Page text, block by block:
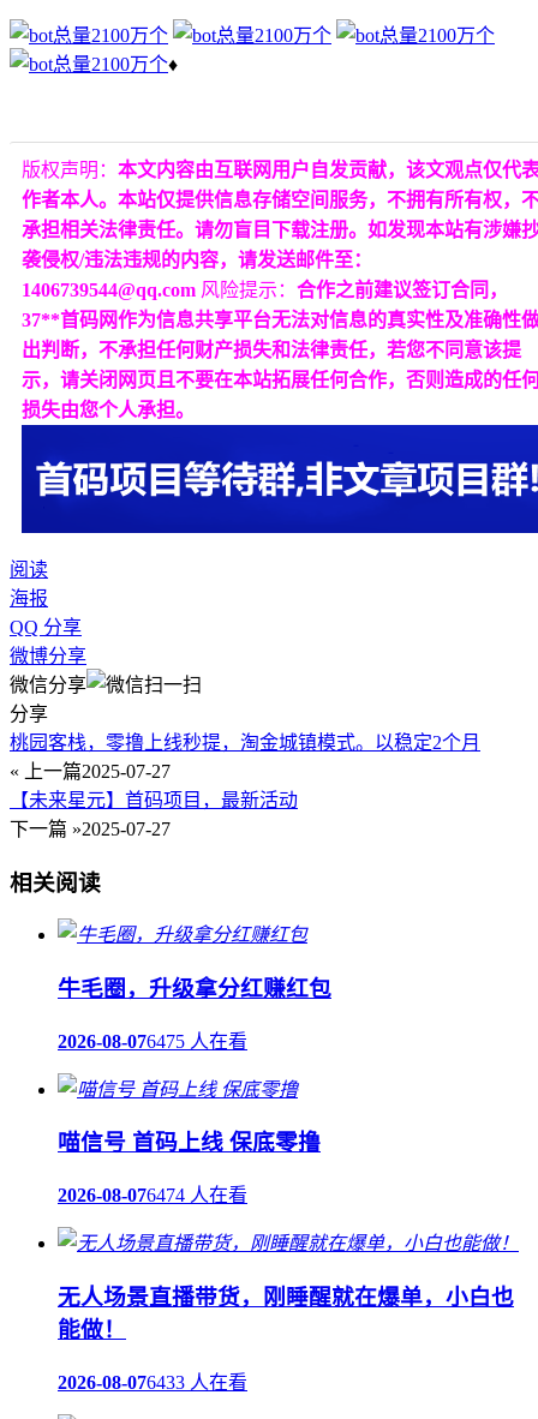
♦
版权声明： 本文内容由互联网用户自发贡献，该文观点仅代
作者本人。本站仅提供信息存储空间服务，不拥有所有权，
承担相关法律责任。请勿盲目下载注册。如发现本站有涉嫌
袭侵权/违法违规的内容，请发送邮件至：
1406739544@qq.com 风险提示： 合作之前建议签订合同，
37**首码网作为信息共享平台无法对信息的真实性及准确性
出判断，不承担任何财产损失和法律责任，若您不同意该提
示，请关闭网页且不要在本站拓展任何合作，否则造成的任
损失由您个人承担。
阅读
海报
QQ 分享
微博分享
微信分享
分享
桃园客栈，零撸上线秒提，淘金城镇模式。以稳定2个月
« 上一篇2025-07-27
【未来星元】首码项目，最新活动
下一篇 »2025-07-27
相关阅读
牛毛圈，升级拿分红赚红包
2026-08-076475 人在看
喵信号 首码上线 保底零撸
2026-08-076474 人在看
无人场景直播带货，刚睡醒就在爆单，小白也
能做！
2026-08-076433 人在看